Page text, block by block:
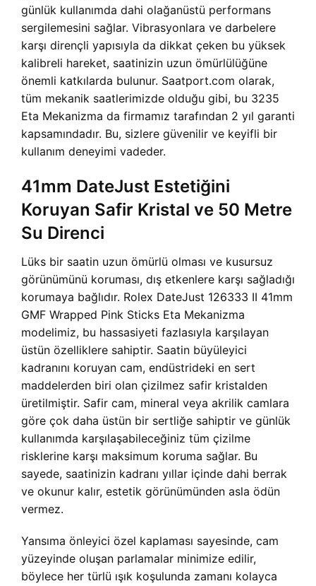
günlük kullanımda dahi olağanüstü performans
sergilemesini sağlar. Vibrasyonlara ve darbelere
karşı dirençli yapısıyla da dikkat çeken bu yüksek
kalibreli hareket, saatinizin uzun ömürlülüğüne
önemli katkılarda bulunur. Saatport.com olarak,
tüm mekanik saatlerimizde olduğu gibi, bu 3235
Eta Mekanizma da firmamız tarafından 2 yıl garanti
kapsamındadır. Bu, sizlere güvenilir ve keyifli bir
kullanım deneyimi vadeder.
41mm DateJust Estetiğini
Koruyan Safir Kristal ve 50 Metre
Su Direnci
Lüks bir saatin uzun ömürlü olması ve kusursuz
görünümünü koruması, dış etkenlere karşı sağladığı
korumaya bağlıdır. Rolex DateJust 126333 II 41mm
GMF Wrapped Pink Sticks Eta Mekanizma
modelimiz, bu hassasiyeti fazlasıyla karşılayan
üstün özelliklere sahiptir. Saatin büyüleyici
kadranını koruyan cam, endüstrideki en sert
maddelerden biri olan çizilmez safir kristalden
üretilmiştir. Safir cam, mineral veya akrilik camlara
göre çok daha üstün bir sertliğe sahiptir ve günlük
kullanımda karşılaşabileceğiniz tüm çizilme
risklerine karşı maksimum koruma sağlar. Bu
sayede, saatinizin kadranı yıllar içinde dahi berrak
ve okunur kalır, estetik görünümünden asla ödün
vermez.
Yansıma önleyici özel kaplaması sayesinde, cam
yüzeyinde oluşan parlamalar minimize edilir,
böylece her türlü ışık koşulunda zamanı kolayca